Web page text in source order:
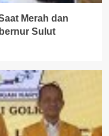
Merah dan
Sulut